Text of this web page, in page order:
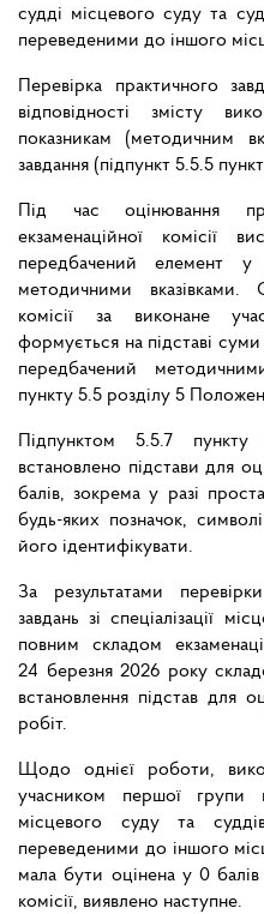
судді місцевого суду та
переведеними до іншого
Перевірка практичного
відповідності змісту
показникам (методичним
завдання (підпункт 5.5.5
Під час оцінювання
екзаменаційної комісії
передбачений елемент у
методичними вказівками.
комісії за виконане
формується на підставі
передбачений
пункту 5.5 розділу 5
Підпунктом 5.5.7
встановлено підстави для
балів, зокрема у разі
будь-яких позначок,
його ідентифікувати.
За результатами
завдань зі спеціалізації
повним складом
24 березня 2026 року
встановлення підстав для
робіт.
Щодо однієї роботи,
учасником першої групи
місцевого суду та
переведеними до іншого
мала бути оцінена у 0 балів
комісії, виявлено наступне.